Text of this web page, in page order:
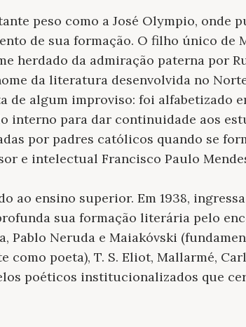
peso como a José Olympio, onde
de sua formação. O filho único de
herdado da admiração paterna por
da literatura desenvolvida no
de algum improviso: foi alfabetizado
interno para dar continuidade aos
por padres católicos quando se
e intelectual Francisco Paulo
ao ensino superior. Em 1938,
sua formação literária pelo
Pablo Neruda e Maiakóvski
como poeta), T. S. Eliot, Mallarmé,
poéticos institucionalizados que